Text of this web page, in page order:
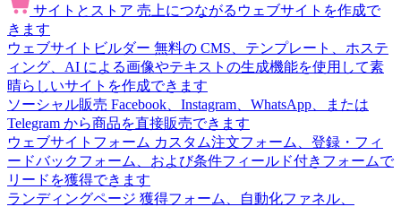
サイトとストア 売上につながるウェブサイトを作成で
きます
ウェブサイトビルダー 無料の CMS、テンプレート、ホステ
ィング、AI による画像やテキストの生成機能を使用して素
晴らしいサイトを作成できます
ソーシャル販売 Facebook、Instagram、WhatsApp、または
Telegram から商品を直接販売できます
ウェブサイトフォーム カスタム注文フォーム、登録・フィ
ードバックフォーム、および条件フィールド付きフォームで
リードを獲得できます
ランディングページ 獲得フォーム、自動化ファネル、